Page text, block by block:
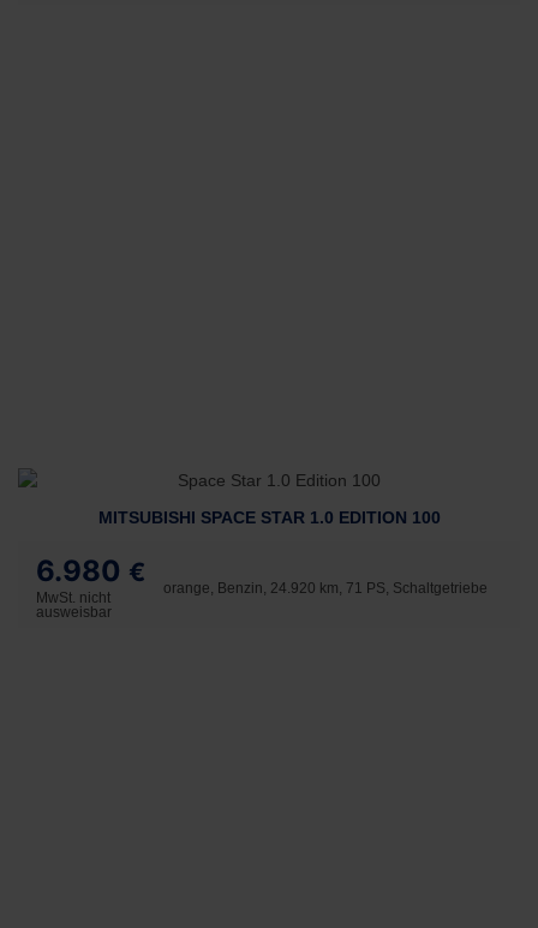
MITSUBISHI SPACE STAR 1.0 EDITION 100
6.980 €
MwSt. nicht
ausweisbar
orange, Benzin, 24.920 km, 71 PS, Schaltgetriebe